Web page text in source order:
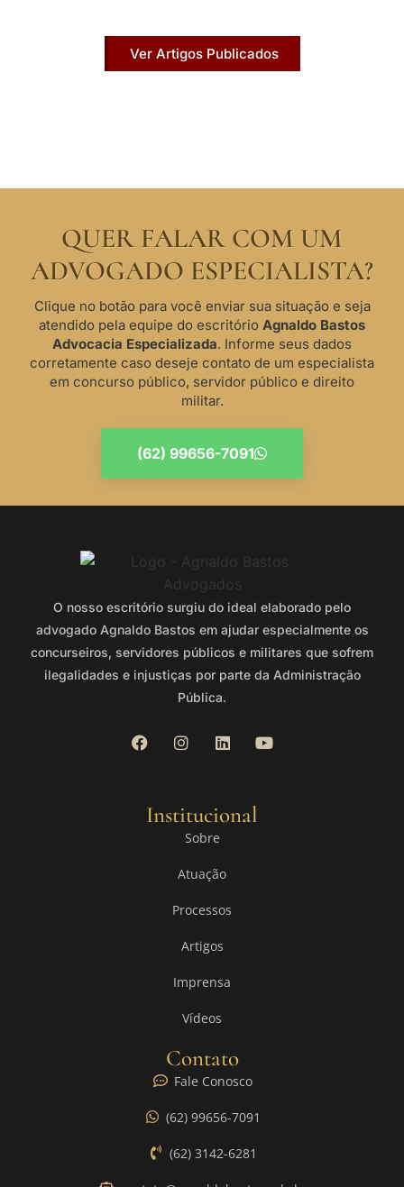
Ver Artigos Publicados
QUER FALAR COM UM
ADVOGADO ESPECIALISTA?
Clique no botão para você enviar sua situação e seja
atendido pela equipe do escritório Agnaldo Bastos
Advocacia Especializada. Informe seus dados
corretamente caso deseje contato de um especialista
em concurso público, servidor público e direito
militar.
(62) 99656-7091
O nosso escritório surgiu do ideal elaborado pelo
advogado Agnaldo Bastos em ajudar especialmente os
concurseiros, servidores públicos e militares que sofrem
ilegalidades e injustiças por parte da Administração
Pública.
Institucional
Sobre
Atuação
Processos
Artigos
Imprensa
Vídeos
Contato
Fale Conosco
(62) 99656-7091
(62) 3142-6281